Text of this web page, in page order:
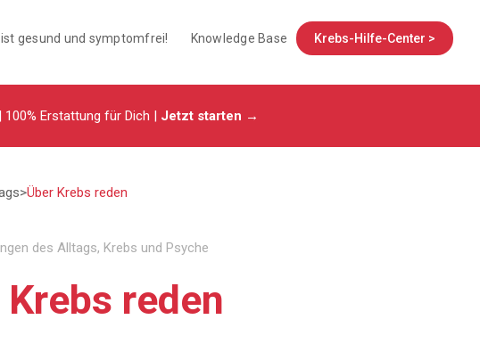
gesund und symptomfrei! Knowledge Base Krebs-Hilfe-Center >
Erstattung für Dich | Jetzt starten →
>Über Krebs reden
des Alltags, Krebs und Psyche
Krebs reden